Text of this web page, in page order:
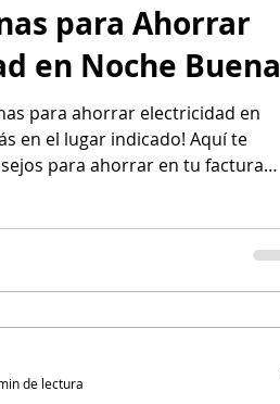
para Ahorrar
en Noche Buena
para ahorrar electricidad en
en el lugar indicado! Aquí te
para ahorrar en tu factura
de lectura